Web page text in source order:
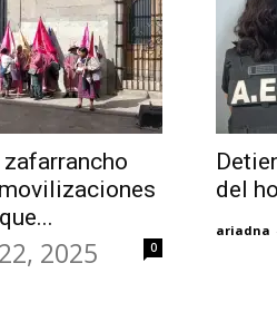
2025 0
del
ariadna